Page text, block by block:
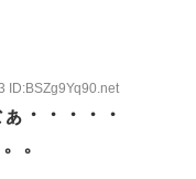
ID:BSZg9Yq90.net
・・・・・
。